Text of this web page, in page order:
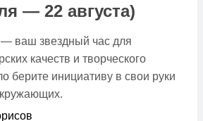
— 22 августа)
ваш звездный час для
качеств и творческого
берите инициативу в свои руки